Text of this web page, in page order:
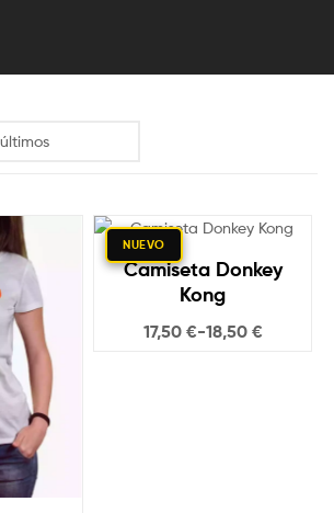
NUEVO
Camiseta Donkey
Kong
17,50 €-18,50 €